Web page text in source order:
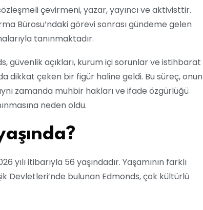
çevirmeni, yazar, yayıncı ve aktivisttir.
Bürosu’ndaki görevi sonrası gündeme gelen
tanınmaktadır.
güvenlik açıkları, kurum içi sorunlar ve istihbarat
dikkat çeken bir figür haline geldi. Bu süreç, onun
zamanda muhbir hakları ve ifade özgürlüğü
neden oldu.
yılı itibarıyla 56 yaşındadır. Yaşamının farklı
Devletleri’nde bulunan Edmonds, çok kültürlü